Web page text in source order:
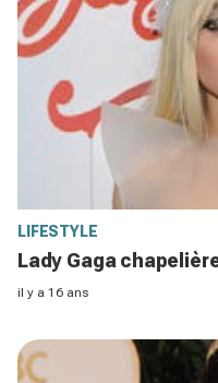
LIFESTYLE
Lady Gaga
il y a 16 ans